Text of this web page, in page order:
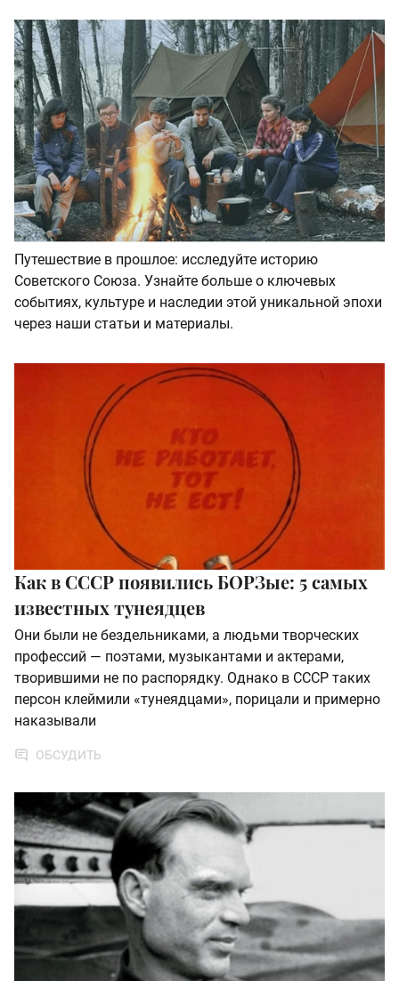
Путешествие в прошлое: исследуйте историю
Советского Союза. Узнайте больше о ключевых
событиях, культуре и наследии этой уникальной эпохи
через наши статьи и материалы.
Как в СССР появились БОРЗые: 5 самых
известных тунеядцев
Они были не бездельниками, а людьми творческих
профессий — поэтами, музыкантами и актерами,
творившими не по распорядку. Однако в СССР таких
персон клеймили «тунеядцами», порицали и примерно
наказывали
ОБСУДИТЬ